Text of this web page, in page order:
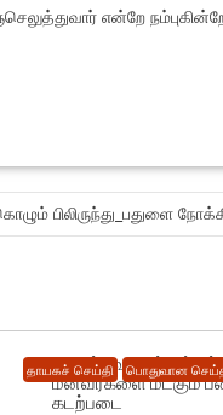
என்றே
பிலிருந்து_பதுளை
தாயகச் செய்தி பொதுவான
நெடுந்தீவு
மீனவர்களை மீட்கும்
கடற்படை